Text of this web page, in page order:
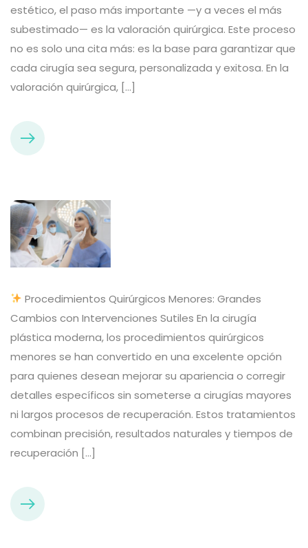
estético, el paso más importante —y a veces el más
subestimado— es la valoración quirúrgica. Este proceso
no es solo una cita más: es la base para garantizar que
cada cirugía sea segura, personalizada y exitosa. En la
valoración quirúrgica, […]
Procedimientos Quirúrgicos Menores: Grandes
Cambios con Intervenciones Sutiles En la cirugía
plástica moderna, los procedimientos quirúrgicos
menores se han convertido en una excelente opción
para quienes desean mejorar su apariencia o corregir
detalles específicos sin someterse a cirugías mayores
ni largos procesos de recuperación. Estos tratamientos
combinan precisión, resultados naturales y tiempos de
recuperación […]